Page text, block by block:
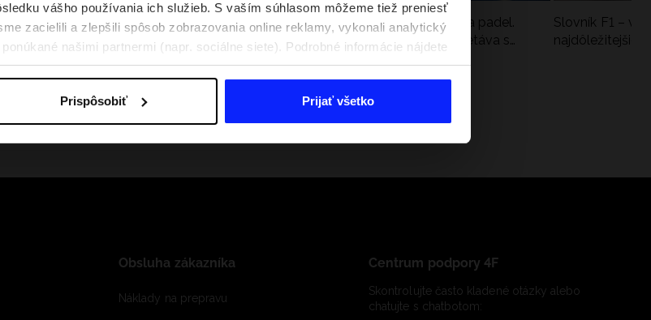
vášho používania ich služieb. S vaším súhlasom môžeme tiež preniesť
zacielili a zlepšili spôsob zobrazovania online reklamy, vykonali analytický
našimi partnermi (napr. sociálne siete). Podrobné informácie nájdete
a v časti „Podrobnosti“.
Prispôsobiť Prijať všetko
deň
Festivalové outfity. Ako sa obliecť na
hudobné festivaly?
Nová kolekcia 4F na tenis a padel.
Športová funkčnosť sa stretáva s
Slovník F1 –
najdôležitejšie
Obsluha zákazníka
Náklady na prepravu
Centrum podpory 4F
Skontrolujte často kladené otázky alebo
chatujte s chatbotom: